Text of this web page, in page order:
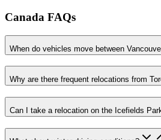
Canada FAQs
When do vehicles move between
Why are there frequent relocations from
Can I take a relocation on the Icefields